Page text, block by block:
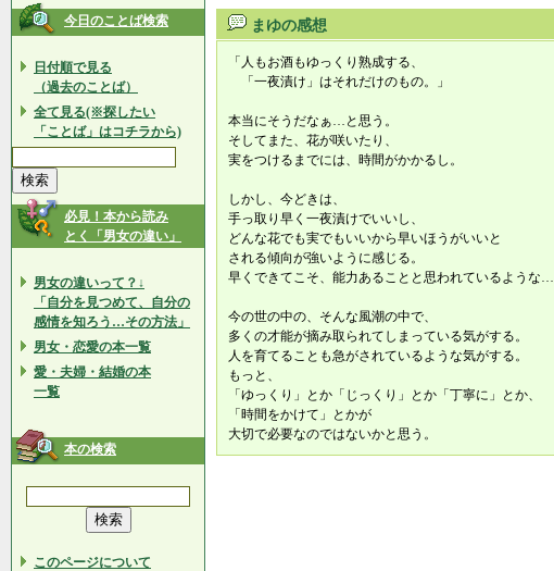
今日のことば検索
日付順で見る
（過去のことば）
全て見る(※探したい
「ことば」はコチラから)
必見！本から読み
とく「男女の違い」
男女の違いって？↓
「自分を見つめて、自分の
感情を知ろう…その方法」
男女・恋愛の本一覧
愛・夫婦・結婚の本
一覧
本の検索
このページについて
まゆの感想
「人もお酒もゆっくり熟成する、
「一夜漬け」はそれだけのもの。」
本当にそうだなぁ…と思う。
そしてまた、花が咲いたり、
実をつけるまでには、時間がかかるし。
しかし、今どきは、
手っ取り早く一夜漬けでいいし、
どんな花でも実でもいいから早いほうがいいと
される傾向が強いように感じる。
早くできてこそ、能力あることと思われているような…
今の世の中の、そんな風潮の中で、
多くの才能が摘み取られてしまっている気がする。
人を育てることも急がされているような気がする。
もっと、
「ゆっくり」とか「じっくり」とか「丁寧に」とか、
「時間をかけて」とかが
大切で必要なのではないかと思う。